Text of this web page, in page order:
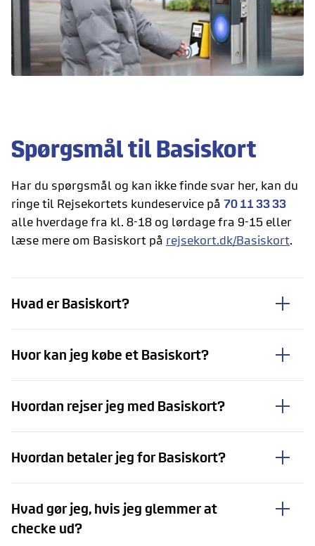
Spørgsmål til Basiskort
Har du spørgsmål og kan ikke finde svar her, kan du
ringe til Rejsekortets kundeservice på 70 11 33 33
alle hverdage fra kl. 8-18 og lørdage fra 9-15 eller
læse mere om Basiskort på rejsekort.dk/Basiskort.
Hvad er Basiskort?
Hvor kan jeg købe et Basiskort?
Hvordan rejser jeg med Basiskort?
Hvordan betaler jeg for Basiskort?
Hvad gør jeg, hvis jeg glemmer at
checke ud?